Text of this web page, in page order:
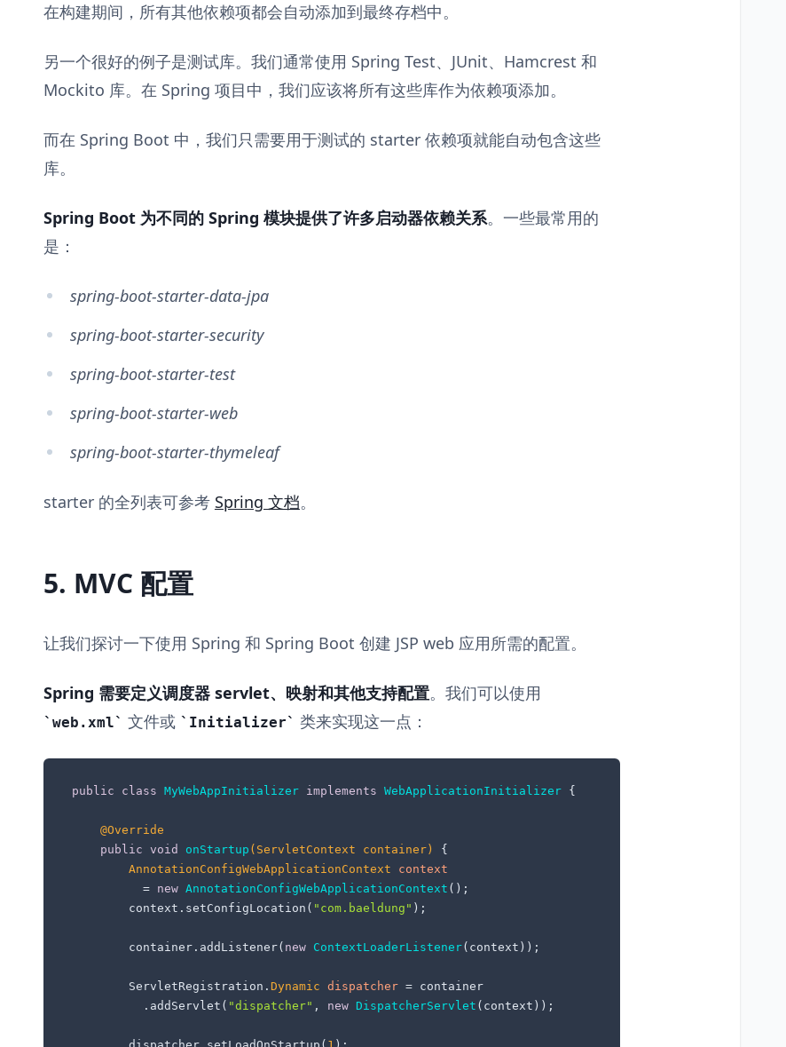
在构建期间，所有其他依赖项都会自动添加到最终存档中。
另一个很好的例子是测试库。我们通常使用 Spring Test、JUnit、Hamcrest 和
Mockito 库。在 Spring 项目中，我们应该将所有这些库作为依赖项添加。
而在 Spring Boot 中，我们只需要用于测试的 starter 依赖项就能自动包含这些
库。
Spring Boot 为不同的 Spring 模块提供了许多启动器依赖关系。一些最常用的
是：
spring-boot-starter-data-jpa
spring-boot-starter-security
spring-boot-starter-test
spring-boot-starter-web
spring-boot-starter-thymeleaf
starter 的全列表可参考 Spring 文档。
5. MVC 配置
让我们探讨一下使用 Spring 和 Spring Boot 创建 JSP web 应用所需的配置。
Spring 需要定义调度器 servlet、映射和其他支持配置。我们可以使用
web.xml 文件或 Initializer 类来实现这一点：
public class MyWebAppInitializer implements WebApplicationInitializer {
@Override
public
void onStartup (ServletContext container)
{
AnnotationConfigWebApplicationContext
context
= new AnnotationConfigWebApplicationContext ();
        context.setConfigLocation(
"com.baeldung" );
        container.addListener(
new ContextLoaderListener(context));
        ServletRegistration.
Dynamic dispatcher = container
          .addServlet(
"dispatcher" , new DispatcherServlet (context));